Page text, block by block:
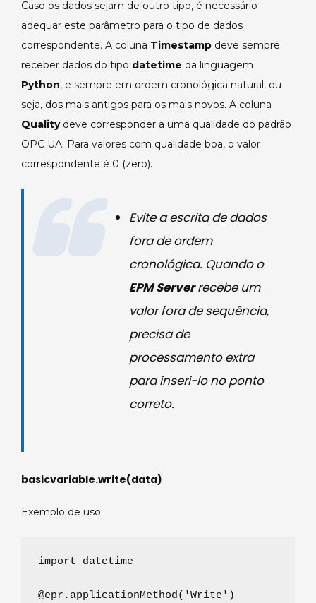
Caso os dados sejam de outro tipo, é necessário
adequar este parâmetro para o tipo de dados
correspondente. A coluna Timestamp deve sempre
receber dados do tipo datetime da linguagem
Python, e sempre em ordem cronológica natural, ou
seja, dos mais antigos para os mais novos. A coluna
Qualitydeve corresponder a uma qualidade do padrão
OPC UA. Para valores com qualidade boa, o valor
correspondente é 0 (zero).
Evite a escrita de dados
fora de ordem
cronológica. Quando o
EPM Serverrecebe um
valor fora de sequência,
precisa de
processamento extra
para inseri-lo no ponto
correto.
basicvariable.write(data)
Exemplo de uso:
import datetime
@epr.applicationMethod( 'Write '